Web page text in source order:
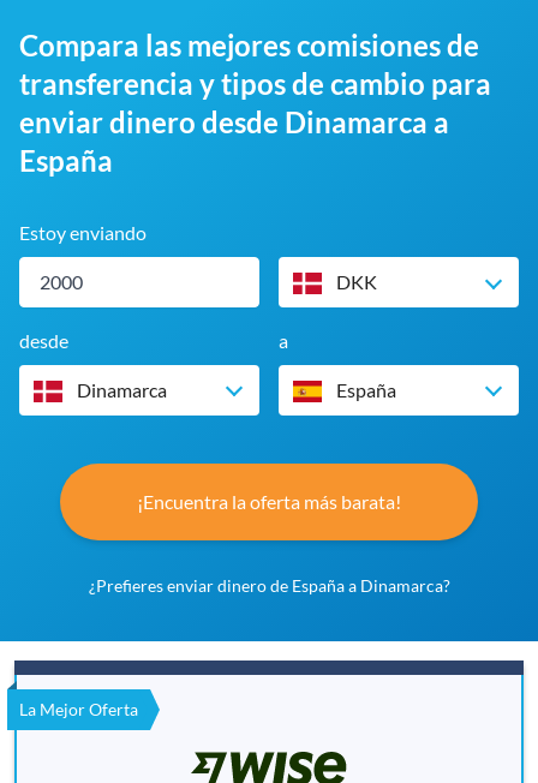
Compara las mejores comisiones de
transferencia y tipos de cambio para
enviar dinero desde Dinamarca a
España
Estoy enviando
DKK
desde
Dinamarca
a
España
¡Encuentra la oferta más barata!
¿Prefieres enviar dinero de España a Dinamarca?
La Mejor Oferta